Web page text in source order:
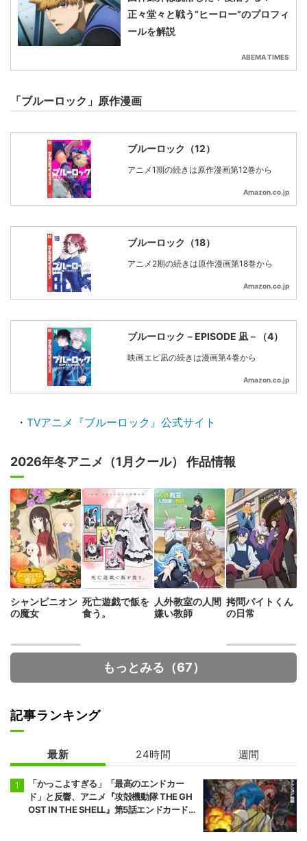
正々堂々と戦う“ヒーロー”のプロフィ
ールを解説
ABEMA TIMES
「ブルーロック」原作漫画
ブルーロック（12）
アニメ1期の続きは原作漫画第12巻から
Amazon.co.jp
ブルーロック（18）
アニメ2期の続きは原作漫画第18巻から
Amazon.co.jp
ブルーロック－EPISODE 凪－（4）
映画エピ凪の続きは漫画第4巻から
Amazon.co.jp
・ TVアニメ『ブルーロック』公式サイト
2026年冬アニメ（1月クール） 作品情報
シャンピニオン
の魔女
死亡遊戯で飯を
食う。
人外教室の人間
嫌い教師
拷問バイトくん
の日常
地獄楽 第2期
ゴールデンカム
イ 最終章
もっとみる（67）
記事ランキング
最新 24時間 週間
「かっこよすぎる」「最高のエンドカー
ド」と反響、アニメ『攻殻機動隊 THE GH
OST IN THE SHELL』第5話エンドカード公